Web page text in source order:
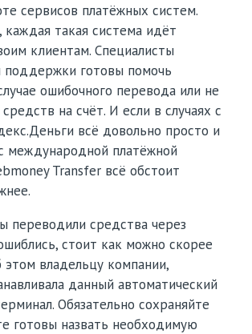
сервисов платёжных систем.
каждая такая система идёт
клиентам. Специалисты
поддержки готовы помочь
ошибочного перевода или не
на счёт. И если в случаях с
всё довольно просто и
международной платёжной
Transfer всё обстоит
переводили средства через
стоит как можно скорее
владельцу компании,
данный автоматический
Обязательно сохраняйте
готовы назвать необходимую